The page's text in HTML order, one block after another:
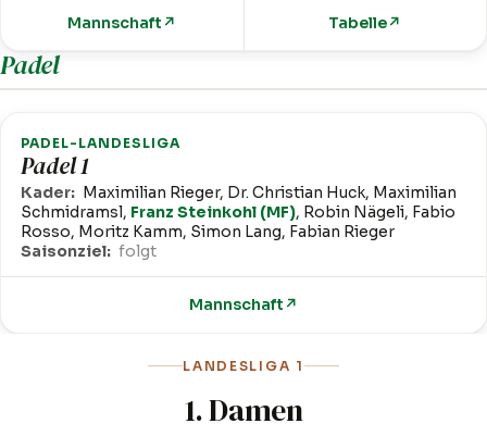
Mannschaft ↗ Tabelle↗
Padel
PADEL-LANDESLIGA
Padel 1
Kader: Maximilian Rieger, Dr. Christian Huck, Maximilian
Schmidramsl, Franz Steinkohl (MF), Robin Nägeli, Fabio
Rosso, Moritz Kamm, Simon Lang, Fabian Rieger
Saisonziel: folgt
Mannschaft ↗
LANDESLIGA 1
1. Damen